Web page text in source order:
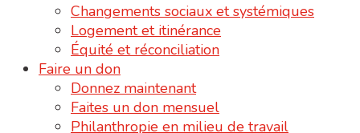
Changements sociaux et systémiques
Logement et itinérance
Équité et réconciliation
Faire un don
Donnez maintenant
Faites un don mensuel
Philanthropie en milieu de travail